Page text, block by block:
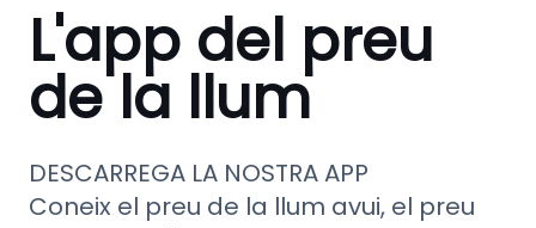
L'app del preu
de la llum
DESCARREGA LA NOSTRA APP
Coneix el preu de la llum avui, el preu